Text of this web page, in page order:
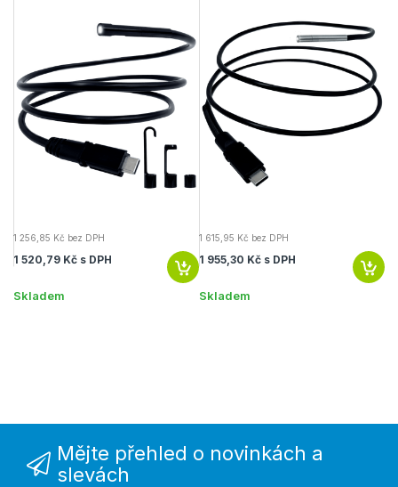
1 256,85 Kč bez DPH
1 520,79 Kč s DPH
Skladem
1 615,95 Kč bez DPH
1 955,30 Kč s DPH
Skladem
Mějte přehled o novinkách a
slevách